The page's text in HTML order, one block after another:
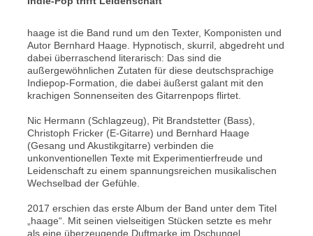
haage ist die Band rund um den Texter, Komponisten und
Autor Bernhard Haage. Hypnotisch, skurril, abgedreht und
dabei überraschend literarisch: Das sind die
außergewöhnlichen Zutaten für diese deutschsprachige
Indiepop-Formation, die dabei äußerst galant mit den
krachigen Sonnenseiten des Gitarrenpops flirtet.
Nic Hermann (Schlagzeug), Pit Brandstetter (Bass),
Christoph Fricker (E-Gitarre) und Bernhard Haage
(Gesang und Akustikgitarre) verbinden die
unkonventionellen Texte mit Experimentierfreude und
Leidenschaft zu einem spannungsreichen musikalischen
Wechselbad der Gefühle.
2017 erschien das erste Album der Band unter dem Titel
„haage“. Mit seinen vielseitigen Stücken setzte es mehr
als eine überzeugende Duftmarke im Dschungel